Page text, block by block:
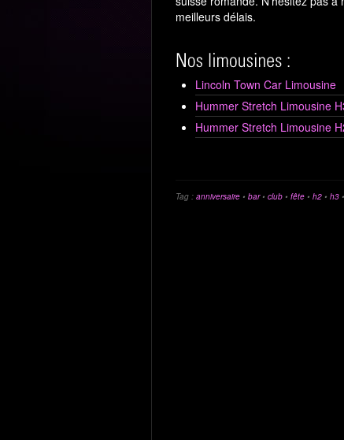
meilleurs délais.
Lincoln Town Car Limousine
Hummer Stretch Limousine
Hummer Stretch Limousine
Tag : anniversaire • bar• club • fête • h2 • h3 •